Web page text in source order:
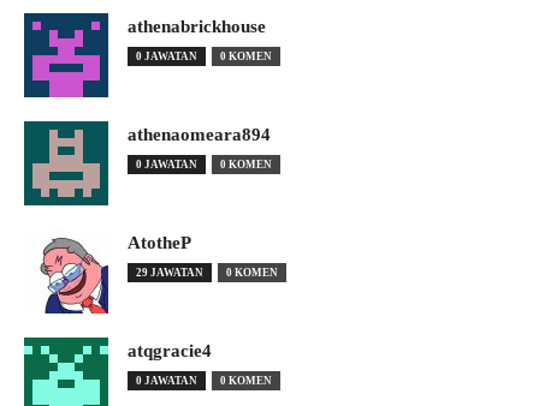
athenabrickhouse
0 JAWATAN 0 KOMEN
athenaomeara894
0 JAWATAN 0 KOMEN
AtotheP
29 JAWATAN 0 KOMEN
atqgracie4
0 JAWATAN 0 KOMEN